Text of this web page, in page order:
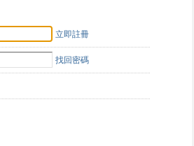
立即註冊
找回密碼